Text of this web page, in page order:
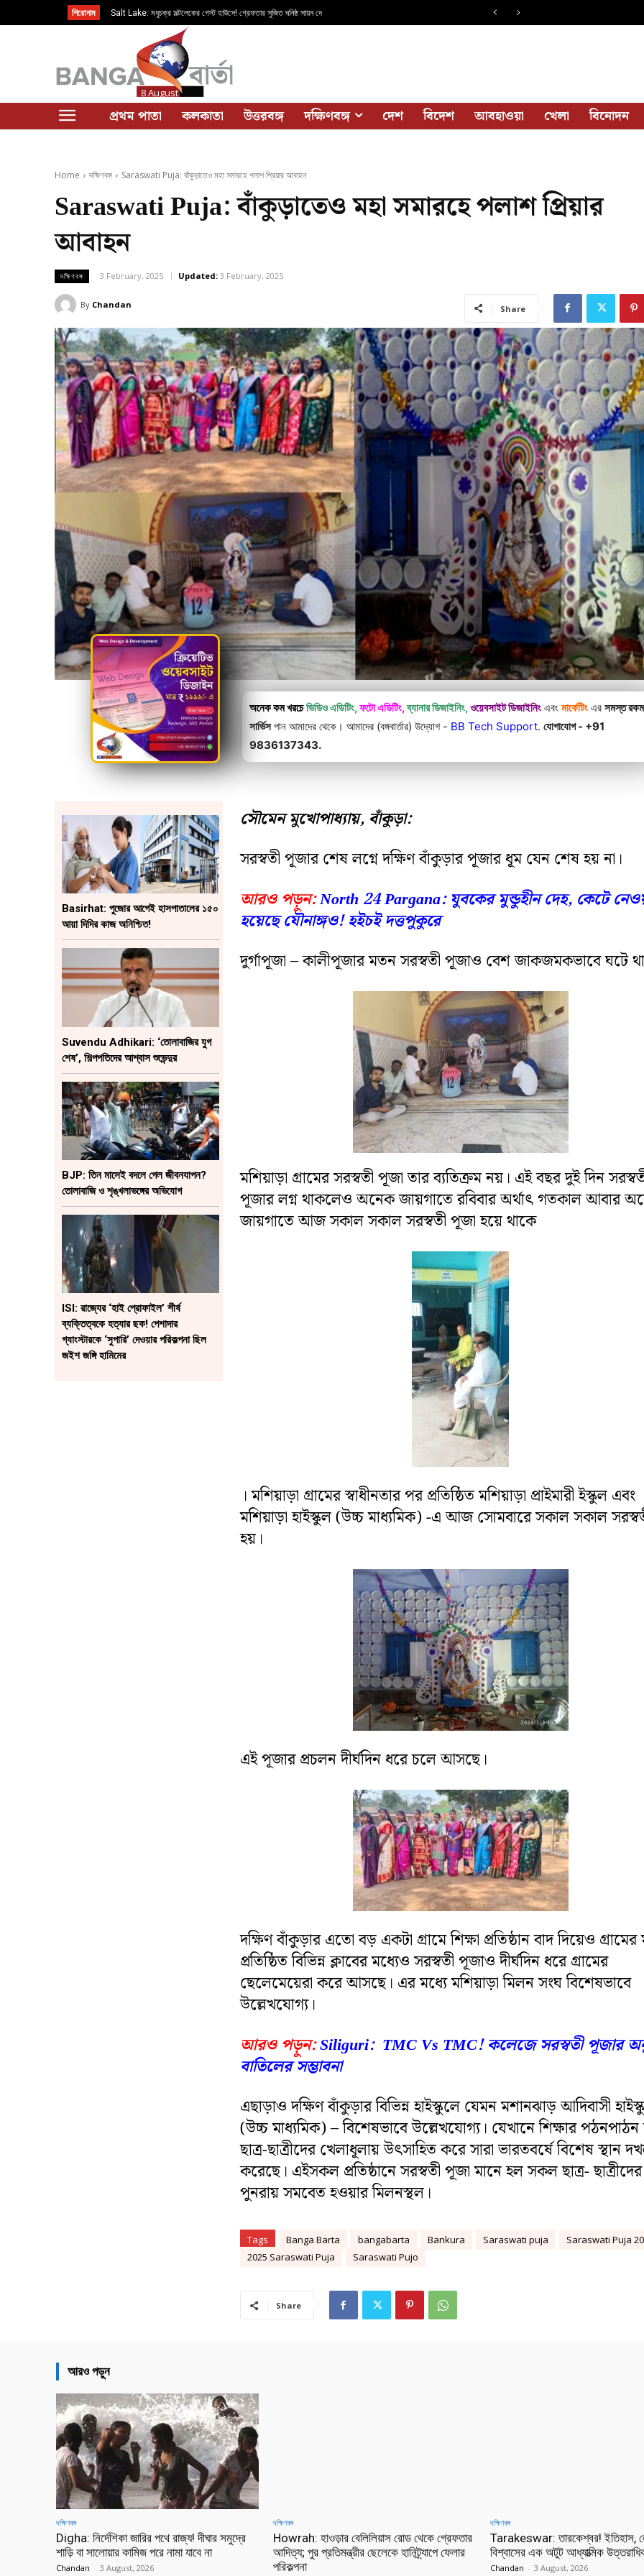
শিরোনাম Salt Lake: মধুচক্র সল্টলেকের গেস্ট হাউসে! গ্রেফতার সুজিত ঘনিষ্ঠ সায়ন দে
Kolkata: ‘তিরঙ্গা যাত্রা’; সোমবার কলকাতার একাধিক রাস্তা থাকবে বন্ধ
8 August
প্রথম পাতা কলকাতা উত্তরবঙ্গ দক্ষিণবঙ্গ দেশ বিদেশ আবহাওয়া খেলা বিনোদন
Home দক্ষিণবঙ্গ Saraswati Puja: বাঁকুড়াতেও মহা সমারহে পলাশ প্রিয়ার আবাহন
Saraswati Puja: বাঁকুড়াতেও মহা সমারহে পলাশ প্রিয়ার
আবাহন
দক্ষিণবঙ্গ 3 February, 2025 Updated: 3 February, 2025
By Chandan Share
অনেক কম খরচে ভিডিও এডিটিং,ফটো এডিটিং,ব্যানার ডিজাইনিং,ওয়েবসাইট ডিজাইনিং এবংমার্কেটিং এরসমস্ত রকম
সার্ভিসপান আমাদের থেকে। আমাদের (বঙ্গবার্তার) উদ্যোগ - BB Tech Support.যোগাযোগ - +91
9836137343.
Basirhat: পুজোর আগেই হাসপাতালের ১৫০
আয়া দিদির কাজ অনিশ্চিত!
Suvendu Adhikari: ‘তোলাবাজির যুগ
শেষ’, শিল্পপতিদের আশ্বাস শুভেন্দুর
BJP: তিন মাসেই বদলে গেল জীবনযাপন?
তোলাবাজি ও শৃঙ্খলাভঙ্গের অভিযোগ
ISI: রাজ্যের ‘হাই প্রোফাইল’ শীর্ষ
ব্যক্তিত্বকে হত্যার ছক! পেশাদার
গ্যাংস্টারকে ‘সুপারি’ দেওয়ার পরিকল্পনা ছিল
জইশ জঙ্গি হামিমের
সৌমেন মুখোপাধ্যায়, বাঁকুড়া:
সরস্বতী পূজার শেষ লগ্নে দক্ষিণ বাঁকুড়ার পূজার ধূম যেন শেষ হয় না।
আরও পড়ুন:North 24 Pargana: যুবকের মুন্ডুহীন দেহ, কেটে
হয়েছে যৌনাঙ্গও! হইচই দত্তপুকুরে
দুর্গাপূজা – কালীপূজার মতন সরস্বতী পূজাও বেশ জাকজমকভাবে ঘটে
মশিয়াড়া গ্রামের সরস্বতী পূজা তার ব্যতিক্রম নয়। এই বছর দুই দিন
পূজার লগ্ন থাকলেও অনেক জায়গাতে রবিবার অর্থাৎ গতকাল আবার
জায়গাতে আজ সকাল সকাল সরস্বতী পূজা হয়ে থাকে
। মশিয়াড়া গ্রামের স্বাধীনতার পর প্রতিষ্ঠিত মশিয়াড়া প্রাইমারী ইস্কুল এবং
মশিয়াড়া হাইস্কুল (উচ্চ মাধ্যমিক) -এ আজ সোমবারে সকাল সকাল
হয়।
এই পূজার প্রচলন দীর্ঘদিন ধরে চলে আসছে।
দক্ষিণ বাঁকুড়ার এতো বড় একটা গ্রামে শিক্ষা প্রতিষ্ঠান বাদ দিয়েও গ্রামের
প্রতিষ্ঠিত বিভিন্ন ক্লাবের মধ্যেও সরস্বতী পূজাও দীর্ঘদিন ধরে গ্রামের
ছেলেমেয়েরা করে আসছে। এর মধ্যে মশিয়াড়া মিলন সংঘ বিশেষভাবে
উল্লেখযোগ্য।
আরও পড়ুন:Siliguri: TMC Vs TMC! কলেজে সরস্বতী পূজার
বাতিলের সম্ভাবনা
এছাড়াও দক্ষিণ বাঁকুড়ার বিভিন্ন হাইস্কুলে যেমন মশানঝাড় আদিবাসী
(উচ্চ মাধ্যমিক) – বিশেষভাবে উল্লেখযোগ্য। যেখানে শিক্ষার পঠনপাঠন
ছাত্র-ছাত্রীদের খেলাধূলায় উৎসাহিত করে সারা ভারতবর্ষে বিশেষ স্থান
করেছে। এইসকল প্রতিষ্ঠানে সরস্বতী পূজা মানে হল সকল ছাত্র- ছাত্রীদের
পুনরায় সমবেত হওয়ার মিলনস্থল।
Tags Banga Barta bangabarta Bankura Saraswati puja
Saraswati Puja
2025 Saraswati Puja
Saraswati Pujo
Share
আরও পড়ুন
দক্ষিণবঙ্গ
Digha: নির্দেশিকা জারির পথে রাজ্য! দীঘার সমুদ্রে
শাড়ি বা সালোয়ার কামিজ পরে নামা যাবে না
Chandan - 3 August, 2026
দক্ষিণবঙ্গ
Howrah: হাওড়ার বেলিলিয়াস রোড থেকে গ্রেফতার
আদিত্য; পুর প্রতিমন্ত্রীর ছেলেকে হানিট্র্যাপে ফেলার
পরিকল্পনা
দক্ষিণবঙ্গ
Tarakeswar: তারকেশ্বর! ইতিহাস,
বিশ্বাসের এক অটুট আধ্যাত্মিক
Chandan - 3 August, 2026